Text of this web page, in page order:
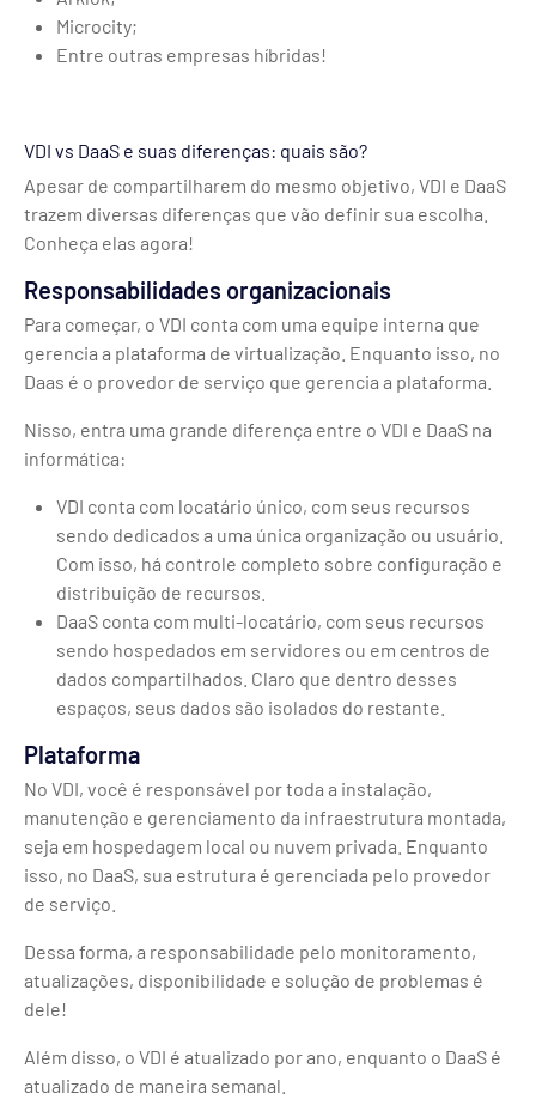
Microcity;
Entre outras empresas híbridas!
VDI vs DaaS e suas diferenças: quais são?
Apesar de compartilharem do mesmo objetivo, VDI e DaaS
trazem diversas diferenças que vão definir sua escolha.
Conheça elas agora!
Responsabilidades organizacionais
Para começar, o VDI conta com uma equipe interna que
gerencia a plataforma de virtualização. Enquanto isso, no
Daas é o provedor de serviço que gerencia a plataforma.
Nisso, entra uma grande diferença entre o VDI e DaaS na
informática:
VDI conta com locatário único, com seus recursos
sendo dedicados a uma única organização ou usuário.
Com isso, há controle completo sobre configuração e
distribuição de recursos.
DaaS conta com multi-locatário, com seus recursos
sendo hospedados em servidores ou em centros de
dados compartilhados. Claro que dentro desses
espaços, seus dados são isolados do restante.
Plataforma
No VDI, você é responsável por toda a instalação,
manutenção e gerenciamento da infraestrutura montada,
seja em hospedagem local ou nuvem privada. Enquanto
isso, no DaaS, sua estrutura é gerenciada pelo provedor
de serviço.
Dessa forma, a responsabilidade pelo monitoramento,
atualizações, disponibilidade e solução de problemas é
dele!
Além disso, o VDI é atualizado por ano, enquanto o DaaS é
atualizado de maneira semanal.